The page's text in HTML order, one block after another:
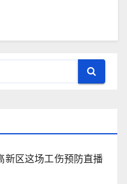
新区这场工伤预防直播